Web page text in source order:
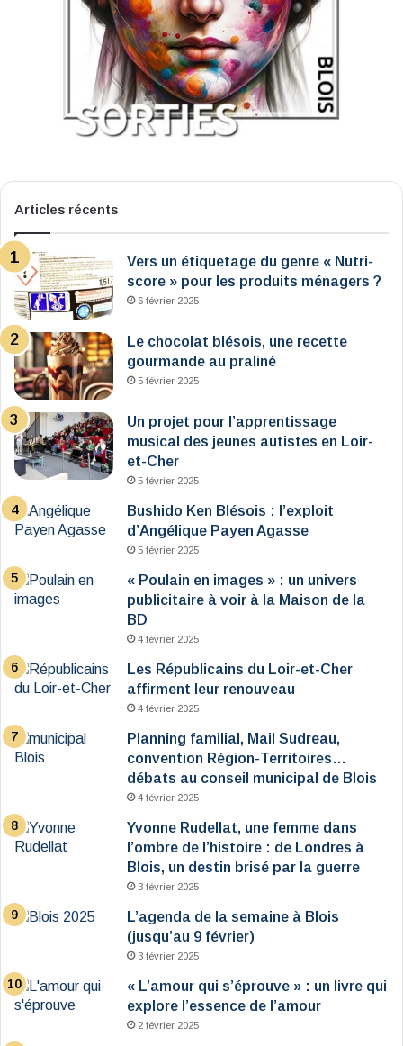
Articles récents
Vers un étiquetage du genre « Nutri-
score » pour les produits ménagers ?
6 février 2025
Le chocolat blésois, une recette
gourmande au praliné
5 février 2025
Un projet pour l’apprentissage
musical des jeunes autistes en Loir-
et-Cher
5 février 2025
Bushido Ken Blésois : l’exploit
d’Angélique Payen Agasse
5 février 2025
« Poulain en images » : un univers
publicitaire à voir à la Maison de la
BD
4 février 2025
Les Républicains du Loir-et-Cher
affirment leur renouveau
4 février 2025
Planning familial, Mail Sudreau,
convention Région-Territoires…
débats au conseil municipal de Blois
4 février 2025
Yvonne Rudellat, une femme dans
l’ombre de l’histoire : de Londres à
Blois, un destin brisé par la guerre
3 février 2025
L’agenda de la semaine à Blois
(jusqu’au 9 février)
3 février 2025
« L’amour qui s’éprouve » : un livre qui
explore l’essence de l’amour
2 février 2025